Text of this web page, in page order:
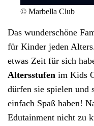
© Marbella Club
Das wunderschöne
für Kinder jeden
etwas Zeit für sich
Altersstufen im Kids
dürfen sie spielen und
einfach Spaß haben!
Edutainment nicht zu